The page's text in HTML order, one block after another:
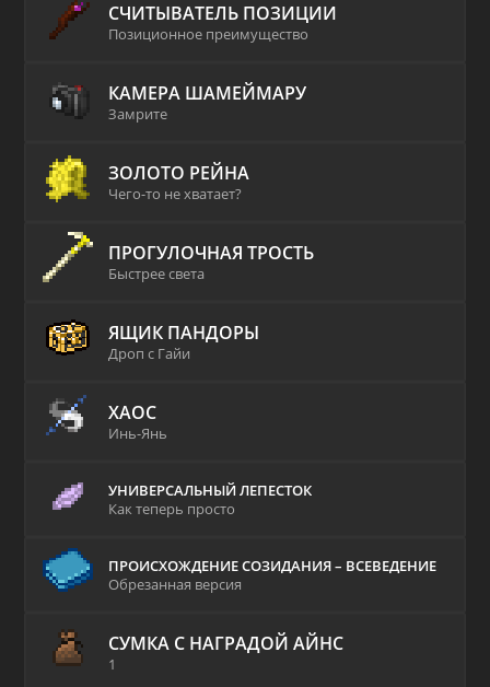
СЧИТЫВАТЕЛЬ ПОЗИЦИИ
Позиционное преимущество
КАМЕРА ШАМЕЙМАРУ
Замрите
ЗОЛОТО РЕЙНА
Чего-то не хватает?
ПРОГУЛОЧНАЯ ТРОСТЬ
Быстрее света
ЯЩИК ПАНДОРЫ
Дроп с Гайи
ХАОС
Инь-Янь
УНИВЕРСАЛЬНЫЙ ЛЕПЕСТОК
Как теперь просто
ПРОИСХОЖДЕНИЕ СОЗИДАНИЯ – ВСЕВЕДЕНИЕ
Обрезанная версия
СУМКА С НАГРАДОЙ АЙНС
1